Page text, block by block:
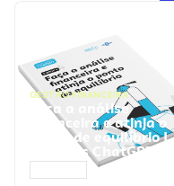
GESTÃO FINANCEIRA
Faça a análise
financeira e atinja o
ponto de equilíbrio |
Prompts ChatGPT